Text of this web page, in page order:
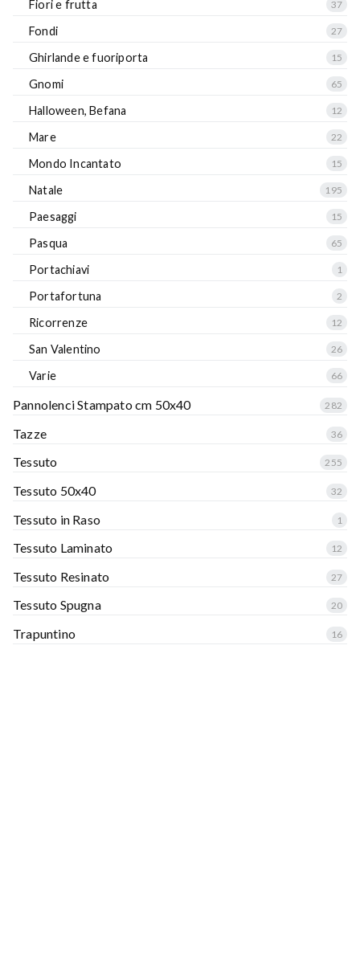
Fiori e frutta 37
Fondi 27
Ghirlande e fuoriporta 15
Gnomi 65
Halloween, Befana 12
Mare 22
Mondo Incantato 15
Natale 195
Paesaggi 15
Pasqua 65
Portachiavi 1
Portafortuna 2
Ricorrenze 12
San Valentino 26
Varie 66
Pannolenci Stampato cm 50x40 282
Tazze 36
Tessuto 255
Tessuto 50x40 32
Tessuto in Raso 1
Tessuto Laminato 12
Tessuto Resinato 27
Tessuto Spugna 20
Trapuntino 16